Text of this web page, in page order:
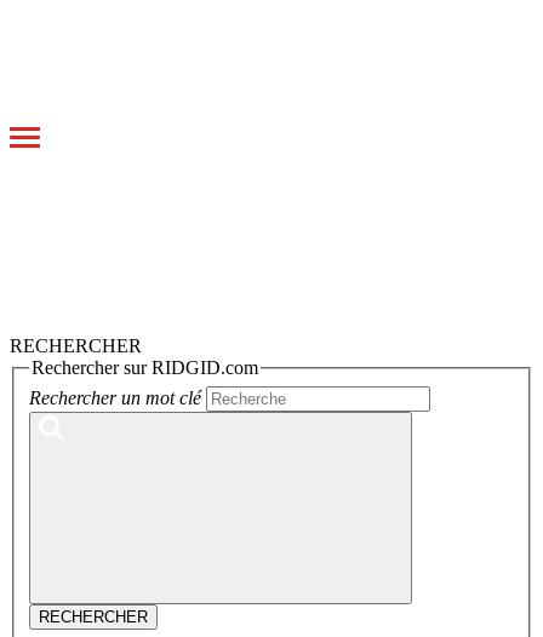
Toggle
RECHERCHER
Rechercher sur RIDGID.com
Rechercher un mot clé
RECHERCHER